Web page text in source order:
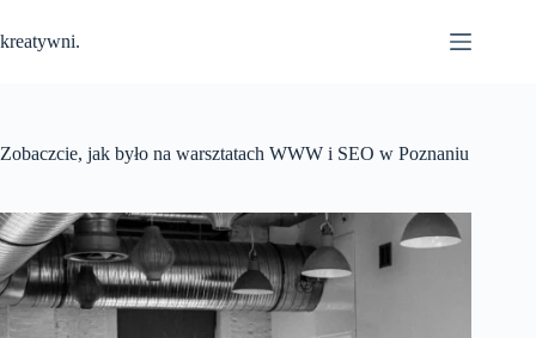
do
treści
kreatywni.
Zobaczcie, jak było na warsztatach WWW i SEO w Poznaniu